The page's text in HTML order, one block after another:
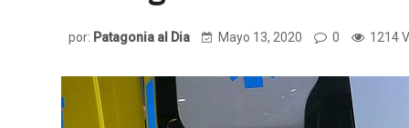
por: Patagonia al Dia Mayo 13, 2020 0 1214